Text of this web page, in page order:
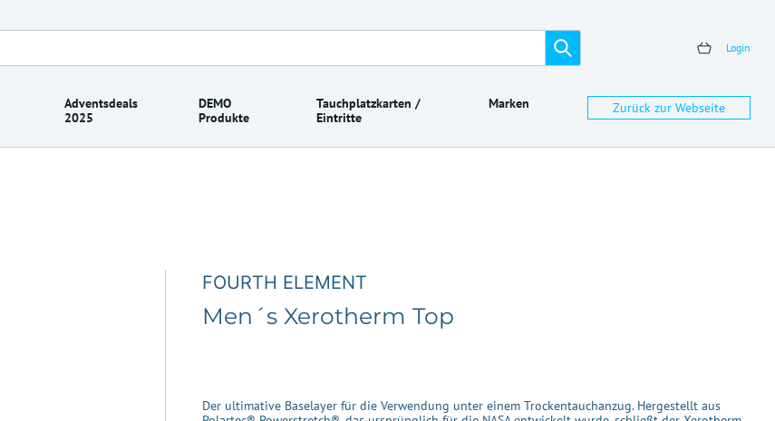
Login
Adventsdeals
2025
DEMO
Produkte
Tauchplatzkarten /
Eintritte
Marken Zurück zur Webseite
FOURTH ELEMENT
Men´s Xerotherm Top
Der ultimative Baselayer für die Verwendung unter einem Trockentauchanzug. Hergestellt aus